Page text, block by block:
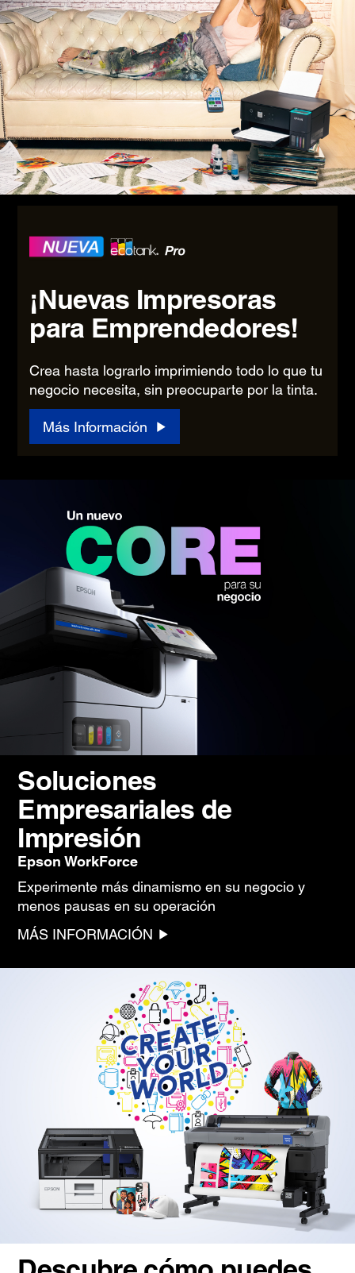
¡Nuevas Impresoras
para Emprendedores!
Crea hasta lograrlo imprimiendo todo lo que tu
negocio necesita, sin preocuparte por la tinta.​
Más Información
Soluciones
Empresariales de
Impresión
Epson WorkForce
Experimente más dinamismo en su negocio y
menos pausas en su operación
MÁS INFORMACIÓN